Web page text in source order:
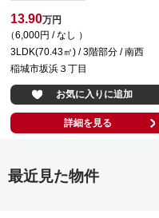
13.90万円
（6,000円 / なし ）
3LDK(70.43㎡) / 3階部分 / 南西
稲城市坂浜３丁目
お気に入りに追加
詳細を見る
最近見た物件